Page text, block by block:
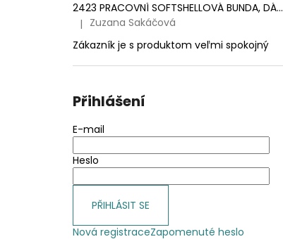
2423 PRACOVNÍ SOFTSHELLOVÁ BUNDA, DÁMSKÁ
Hodnocení produktu je 5 z 5 hvězdiček.
| Zuzana Sakáčová
Zákazník je s produktom veľmi spokojný
Přihlášení
E-mail
Heslo
PŘIHLÁSIT SE
Nová registraceZapomenuté heslo